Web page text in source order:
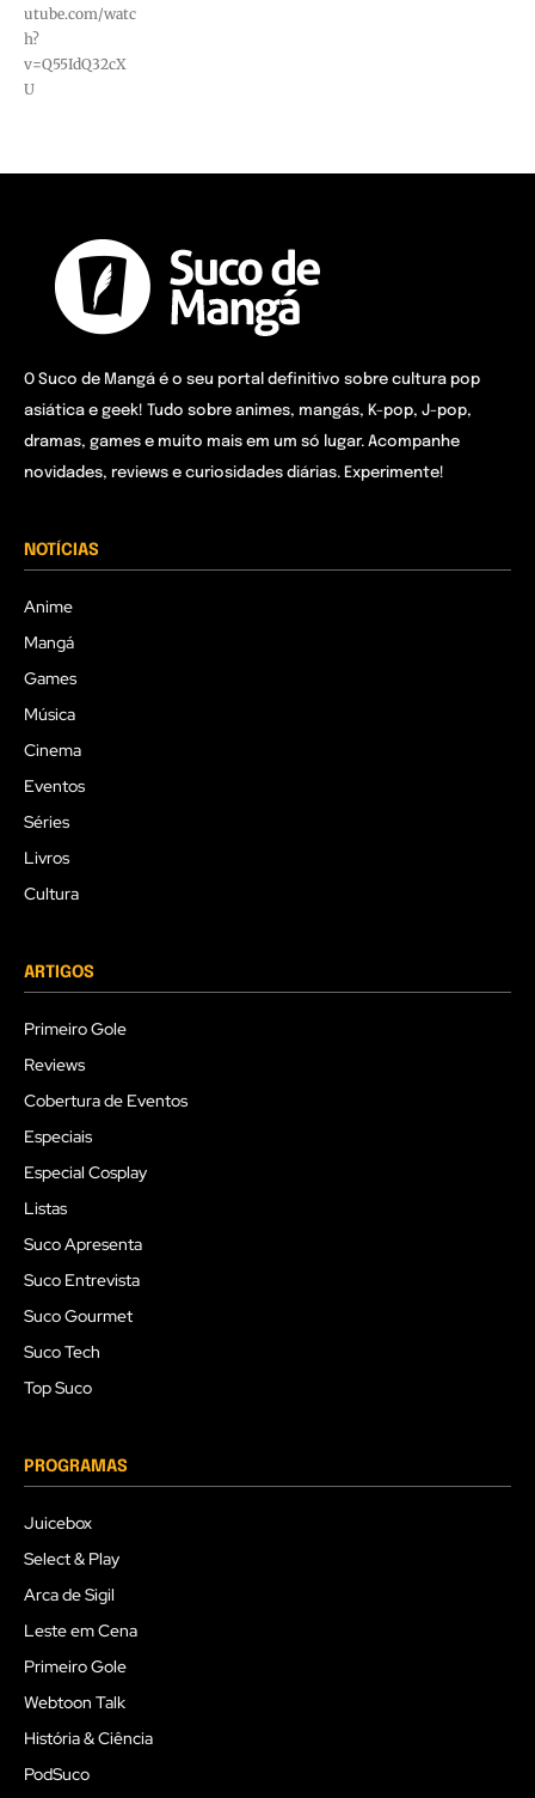
utube.com/watc
h?
v=Q55IdQ32cX
U
O Suco de Mangá é o seu portal definitivo sobre cultura pop
asiática e geek! Tudo sobre animes, mangás, K-pop, J-pop,
dramas, games e muito mais em um só lugar. Acompanhe
novidades, reviews e curiosidades diárias. Experimente!
NOTÍCIAS
Anime
Mangá
Games
Música
Cinema
Eventos
Séries
Livros
Cultura
ARTIGOS
Primeiro Gole
Reviews
Cobertura de Eventos
Especiais
Especial Cosplay
Listas
Suco Apresenta
Suco Entrevista
Suco Gourmet
Suco Tech
Top Suco
PROGRAMAS
Juicebox
Select & Play
Arca de Sigil
Leste em Cena
Primeiro Gole
Webtoon Talk
História & Ciência
PodSuco